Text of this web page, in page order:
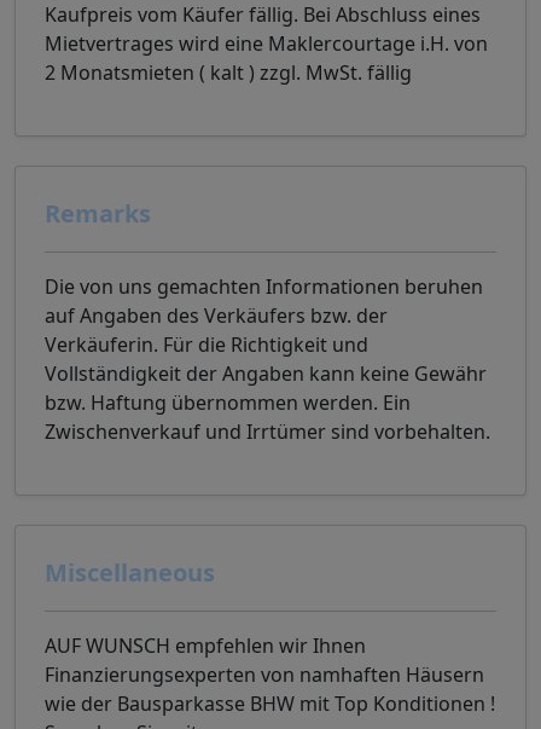
Kaufpreis vom Käufer fällig. Bei Abschluss eines
Mietvertrages wird eine Maklercourtage i.H. von
2 Monatsmieten ( kalt ) zzgl. MwSt. fällig
Remarks
Die von uns gemachten Informationen beruhen
auf Angaben des Verkäufers bzw. der
Verkäuferin. Für die Richtigkeit und
Vollständigkeit der Angaben kann keine Gewähr
bzw. Haftung übernommen werden. Ein
Zwischenverkauf und Irrtümer sind vorbehalten.
Miscellaneous
AUF WUNSCH empfehlen wir Ihnen
Finanzierungsexperten von namhaften Häusern
wie der Bausparkasse BHW mit Top Konditionen !